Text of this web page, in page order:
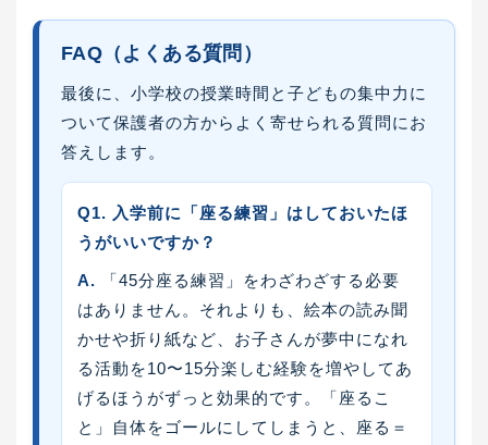
FAQ（よくある質問）
最後に、小学校の授業時間と子どもの集中力に
ついて保護者の方からよく寄せられる質問にお
答えします。
Q1. 入学前に「座る練習」はしておいたほ
うがいいですか？
A. 「45分座る練習」をわざわざする必要
はありません。それよりも、絵本の読み聞
かせや折り紙など、お子さんが夢中になれ
る活動を10〜15分楽しむ経験を増やしてあ
げるほうがずっと効果的です。「座るこ
と」自体をゴールにしてしまうと、座る＝